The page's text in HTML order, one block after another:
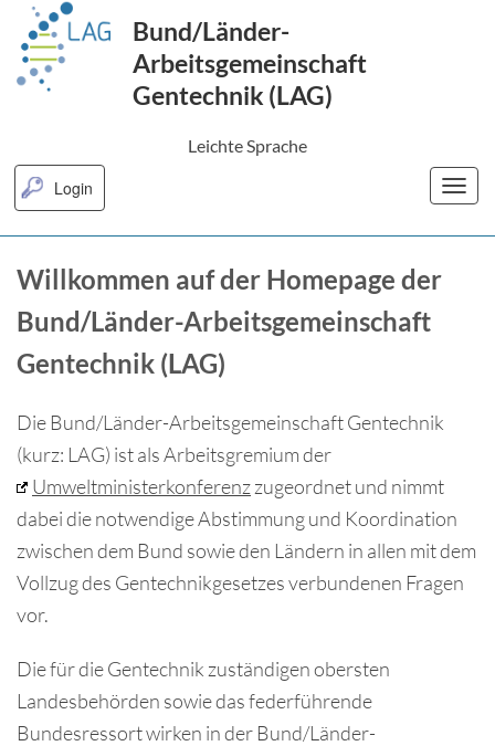
Hauptnavigation anspringen
Hauptbereich anspringen
Fußbereich anspringenBund/Länder-
Arbeitsgemeinschaft
Gentechnik (LAG)
Leichte Sprache
Login
Willkommen auf der Homepage der
Bund/Länder-Arbeitsgemeinschaft
Gentechnik (LAG)
Die Bund/Länder-Arbeitsgemeinschaft Gentechnik
(kurz: LAG) ist als Arbeitsgremium der
Umweltministerkonferenzzugeordnet und nimmt
dabei die notwendige Abstimmung und Koordination
zwischen dem Bund sowie den Ländern in allen mit dem
Vollzug des Gentechnikgesetzes verbundenen Fragen
vor.
Die für die Gentechnik zuständigen obersten
Landesbehörden sowie das federführende
Bundesressort wirken in der Bund/Länder-